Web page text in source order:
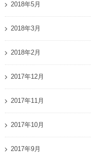
2018年5月
2018年3月
2018年2月
2017年12月
2017年11月
2017年10月
2017年9月